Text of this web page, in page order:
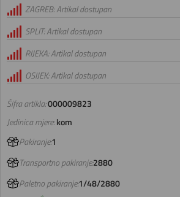
Šifra artikla:000009823
ZAGREB: Artikal dostupan
SPLIT: Artikal dostupan
RIJEKA: Artikal dostupan
OSIJEK: Artikal dostupan
Jedinica mjere:kom
Pakiranje:1
Transportno pakiranje:2880
Paletno pakiranje:1/48/2880